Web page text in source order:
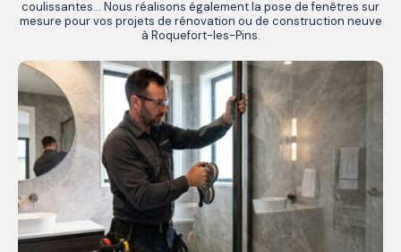
coulissantes… Nous réalisons également la pose de fenêtres sur
mesure pour vos projets de rénovation ou de construction neuve
à Roquefort-les-Pins.